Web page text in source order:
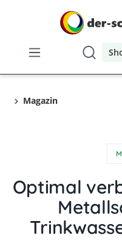
Magazin
Optimal